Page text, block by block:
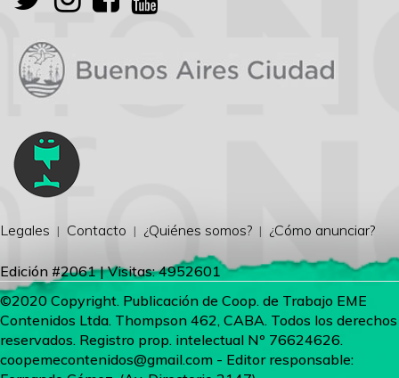
Legales Contacto ¿Quiénes somos? ¿Cómo anunciar?
Edición #2061 | Visitas: 4952601
©2020 Copyright. Publicación de Coop. de Trabajo EME
Contenidos Ltda. Thompson 462, CABA. Todos los derechos
reservados. Registro prop. intelectual Nº 76624626.
coopemecontenidos@gmail.com - Editor responsable: